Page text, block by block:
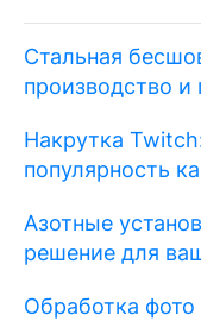
Стальная
производство и
Накрутка
популярность
Азотные
решение для
Обработка